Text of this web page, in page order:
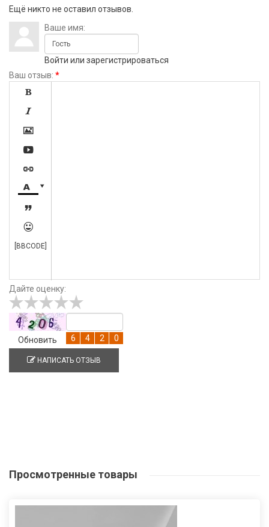
Ещё никто не оставил отзывов.
Ваше имя:
Войти или зарегистрироваться
Ваш отзыв: *









[BBCODE]
Дайте оценку:
Обновить
НАПИСАТЬ ОТЗЫВ
Просмотренные товары